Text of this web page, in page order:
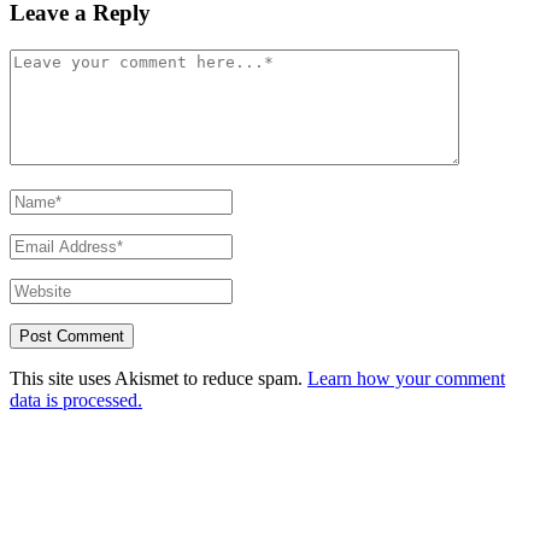
Leave a Reply
This site uses Akismet to reduce spam. Learn how your comment
data is processed.